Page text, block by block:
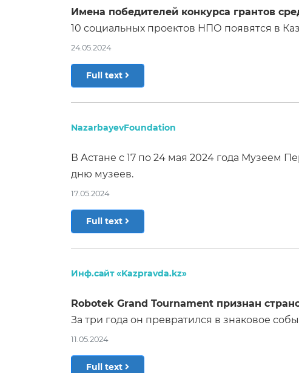
Имена победителей конкурса грантов
10 социальных проектов НПО появятся в
24.05.2024
Full text
NazarbayevFoundation
В Астане с 17 по 24 мая 2024 года Музеем
дню музеев.
17.05.2024
Full text
Инф.сайт «Kazpravda.kz»
Robotek Grand Tournament признан
За три года он превратился в знаковое
11.05.2024
Full text